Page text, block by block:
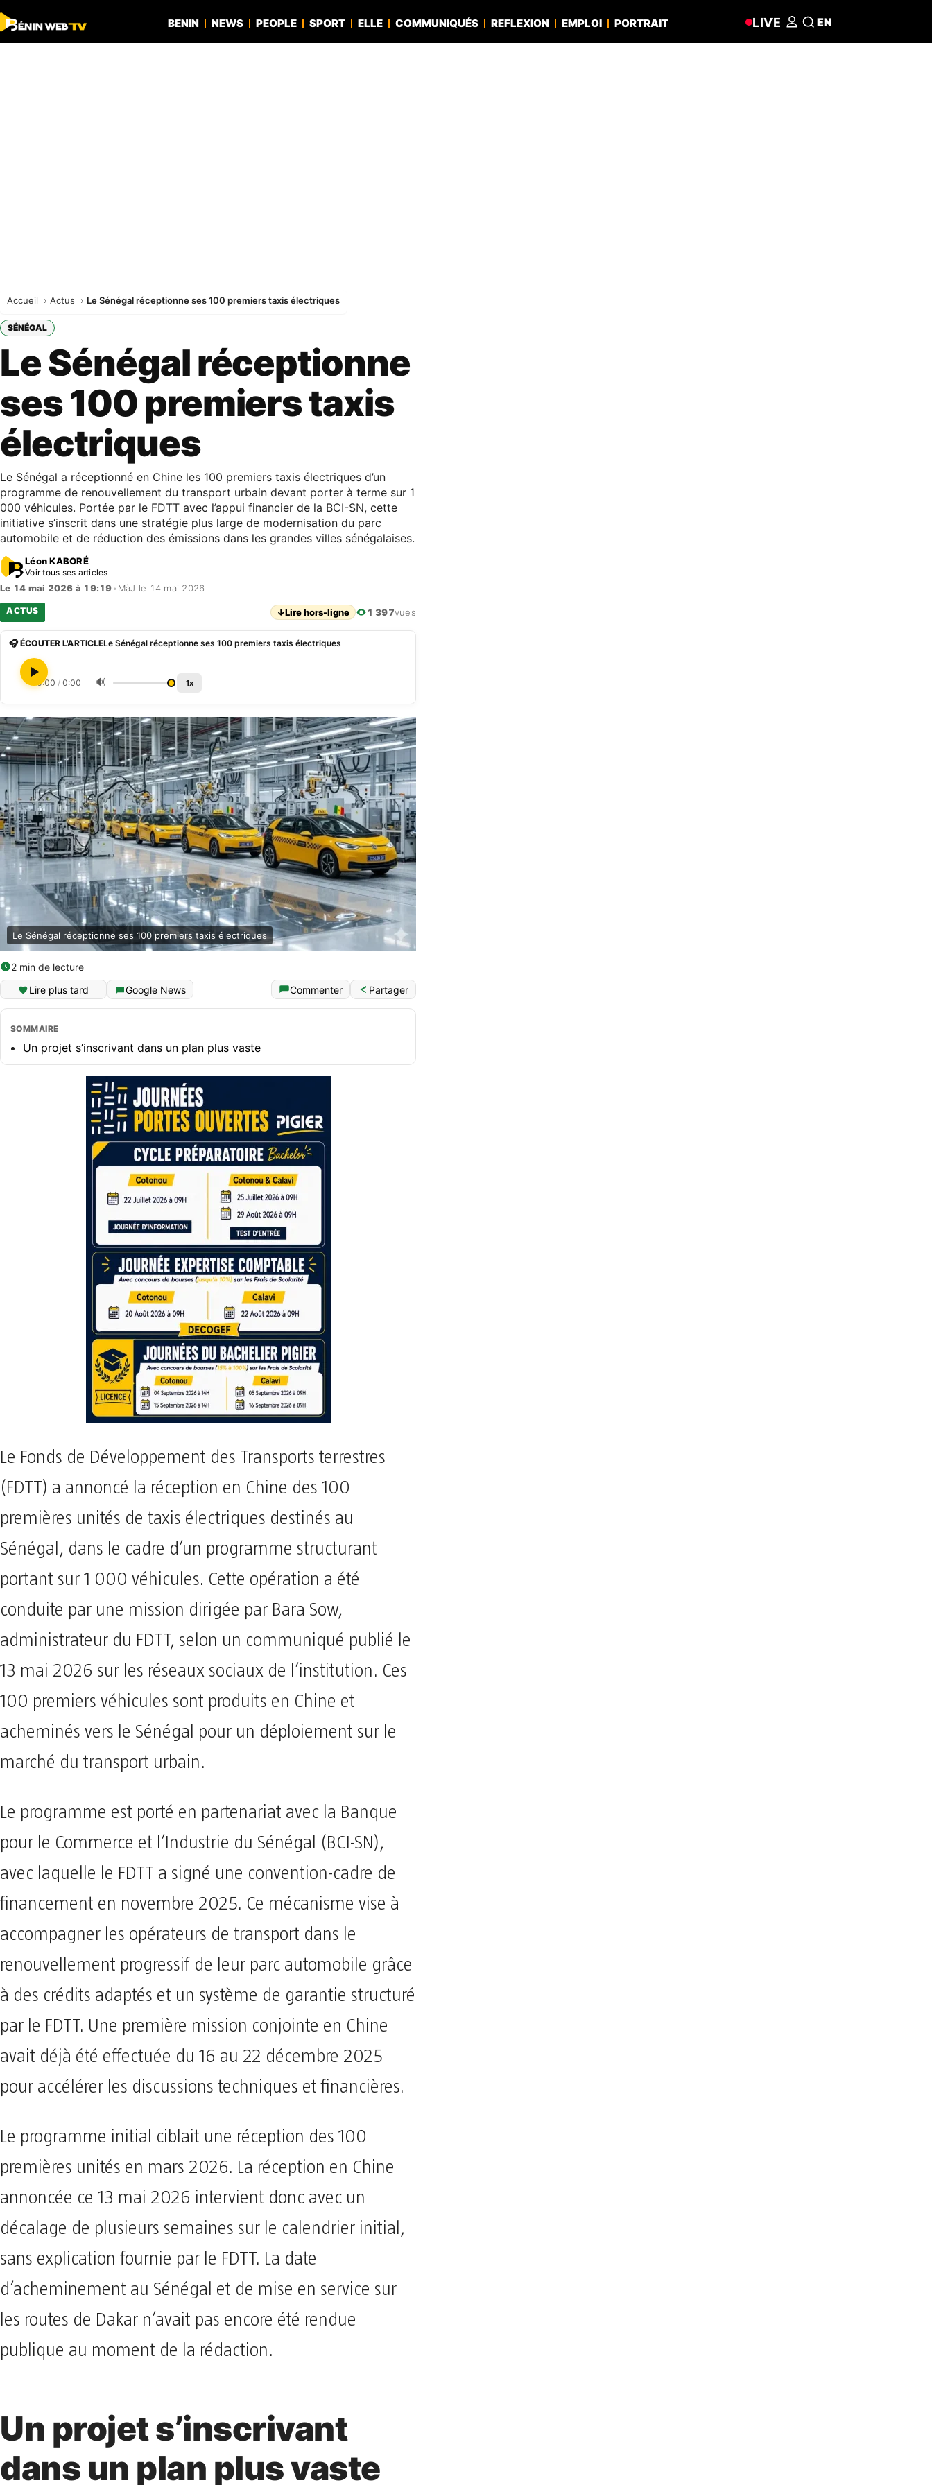
BENIN NEWS PEOPLE SPORT ELLE COMMUNIQUÉS REFLEXION EMPLOI PORTRAIT LIVE EN
Accueil Actus Le Sénégal réceptionne ses 100 premiers taxis électriques
SÉNÉGAL
Le Sénégal réceptionne
ses 100 premiers taxis
électriques
Le Sénégal a réceptionné en Chine les 100 premiers taxis électriques d’un
programme de renouvellement du transport urbain devant porter à terme sur 1
000 véhicules. Portée par le FDTT avec l’appui financier de la BCI-SN, cette
initiative s’inscrit dans une stratégie plus large de modernisation du parc
automobile et de réduction des émissions dans les grandes villes sénégalaises.
Léon KABORÉ
Voir tous ses articles
Le 14 mai 2026 à 19:19• MàJ le 14 mai 2026
ACTUS ↓Lire hors-ligne 1 397vues
🎧 ÉCOUTER L'ARTICLELe Sénégal réceptionne ses 100 premiers taxis électriques
0:00 / 0:00 🔊 1x
Le Sénégal réceptionne ses 100 premiers taxis électriques
2 min de lecture
Lire plus tard
Google News Commenter Partager
SOMMAIRE
Un projet s’inscrivant dans un plan plus vaste
Le Fonds de Développement des Transports terrestres
(FDTT) a annoncé la réception en Chine des 100
premières unités de taxis électriques destinés au
Sénégal, dans le cadre d’un programme structurant
portant sur 1 000 véhicules. Cette opération a été
conduite par une mission dirigée par Bara Sow,
administrateur du FDTT, selon un communiqué publié le
13 mai 2026 sur les réseaux sociaux de l’institution. Ces
100 premiers véhicules sont produits en Chine et
acheminés vers le Sénégal pour un déploiement sur le
marché du transport urbain.
Le programme est porté en partenariat avec la Banque
pour le Commerce et l’Industrie du Sénégal (BCI-SN),
avec laquelle le FDTT a signé une convention-cadre de
financement en novembre 2025. Ce mécanisme vise à
accompagner les opérateurs de transport dans le
renouvellement progressif de leur parc automobile grâce
à des crédits adaptés et un système de garantie structuré
par le FDTT. Une première mission conjointe en Chine
avait déjà été effectuée du 16 au 22 décembre 2025
pour accélérer les discussions techniques et financières.
Le programme initial ciblait une réception des 100
premières unités en mars 2026. La réception en Chine
annoncée ce 13 mai 2026 intervient donc avec un
décalage de plusieurs semaines sur le calendrier initial,
sans explication fournie par le FDTT. La date
d’acheminement au Sénégal et de mise en service sur
les routes de Dakar n’avait pas encore été rendue
publique au moment de la rédaction.
Un projet s’inscrivant
dans un plan plus vaste